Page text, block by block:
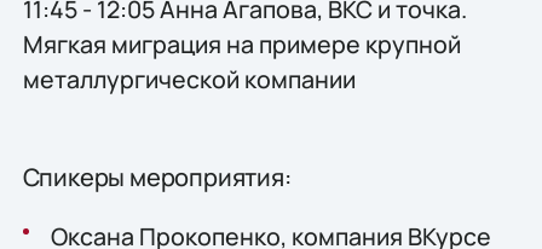
11:45 - 12:05 Анна Агапова, ВКС и точка.
Мягкая миграция на примере крупной
металлургической компании
Спикеры мероприятия:
Оксана Прокопенко, компания ВКурсе